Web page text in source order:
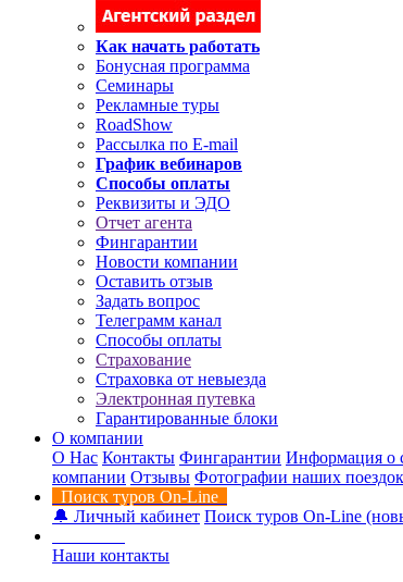
Как начать работать
Бонусная программа
Семинары
Рекламные туры
RoadShow
Рассылка по E-mail
График вебинаров
Способы оплаты
Реквизиты и ЭДО
Отчет агента
Фингарантии
Новости компании
Оставить отзыв
Задать вопрос
Телеграмм канал
Способы оплаты
Страхование
Страховка от невыезда
Электронная путевка
Гарантированные блоки
О компании
О Нас Контакты Фингарантии Информация о
компании Отзывы Фотографии наших поездок
Поиск туров On-Line
🔔 Личный кабинет Поиск туров On-Line
Наши контакты